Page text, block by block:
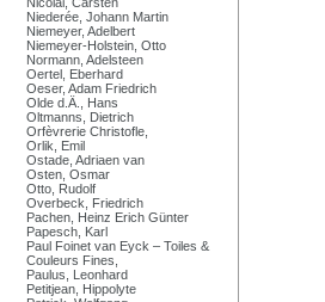
Niederée, Johann Martin
Niemeyer, Adelbert
Niemeyer-Holstein, Otto
Normann, Adelsteen
Oertel, Eberhard
Oeser, Adam Friedrich
Olde d.Ä., Hans
Oltmanns, Dietrich
Orfèvrerie Christofle,
Orlik, Emil
Ostade, Adriaen van
Osten, Osmar
Otto, Rudolf
Overbeck, Friedrich
Pachen, Heinz Erich Günter
Papesch, Karl
Paul Foinet van Eyck – Toiles &
Couleurs Fines,
Paulus, Leonhard
Petitjean, Hippolyte